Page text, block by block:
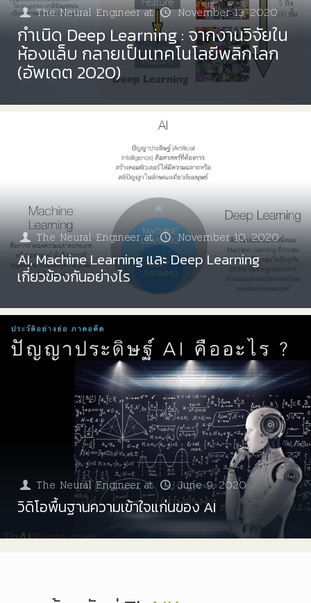
The Neural Engineer at November 13, 2020
กำเนิด Deep Learning : จากงานวิจัยใน
ห้องแล็บ กลายเป็นเทคโนโลยีพลิกโลก
(อัพเดต 2020)
The Neural Engineer at November 10, 2020
AI, Machine Learning และ Deep Learning
เกี่ยวข้องกันอย่างไร
The Neural Engineer at June 9, 2020
วิดิโอพื้นฐานความเข้าใจแก่นของ AI